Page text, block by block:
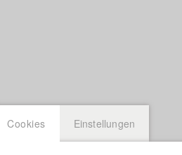
Cookies Einstellungen